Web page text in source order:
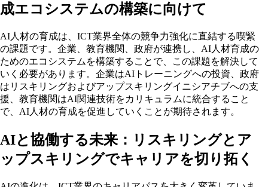
成エコシステムの構築に向けて
AI人材の育成は、ICT業界全体の競争力強化に直結する喫緊
の課題です。企業、教育機関、政府が連携し、AI人材育成の
ためのエコシステムを構築することで、この課題を解決して
いく必要があります。企業はAIトレーニングへの投資、政府
はリスキリングおよびアップスキリングイニシアチブへの支
援、教育機関はAI関連技術をカリキュラムに統合すること
で、AI人材の育成を促進していくことが期待されます。
AIと協働する未来：リスキリングとア
ップスキリングでキャリアを切り拓く